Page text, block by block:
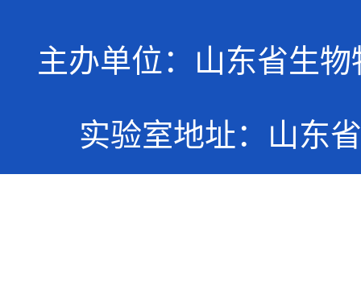
主办单位：山东省生
实验室地址：山东